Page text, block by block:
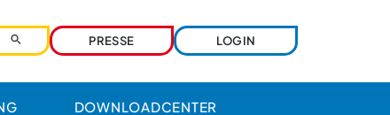
PRESSE LOGIN
DOWNLOADCENTER